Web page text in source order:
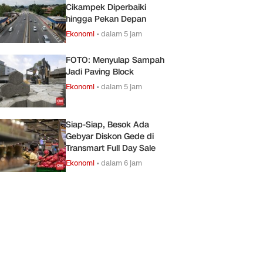
Cikampek Diperbaiki
hingga Pekan Depan
Ekonomi •dalam 5 jam
FOTO: Menyulap Sampah
Jadi Paving Block
Ekonomi •dalam 5 jam
Siap-Siap, Besok Ada
Gebyar Diskon Gede di
Transmart Full Day Sale
Ekonomi •dalam 6 jam